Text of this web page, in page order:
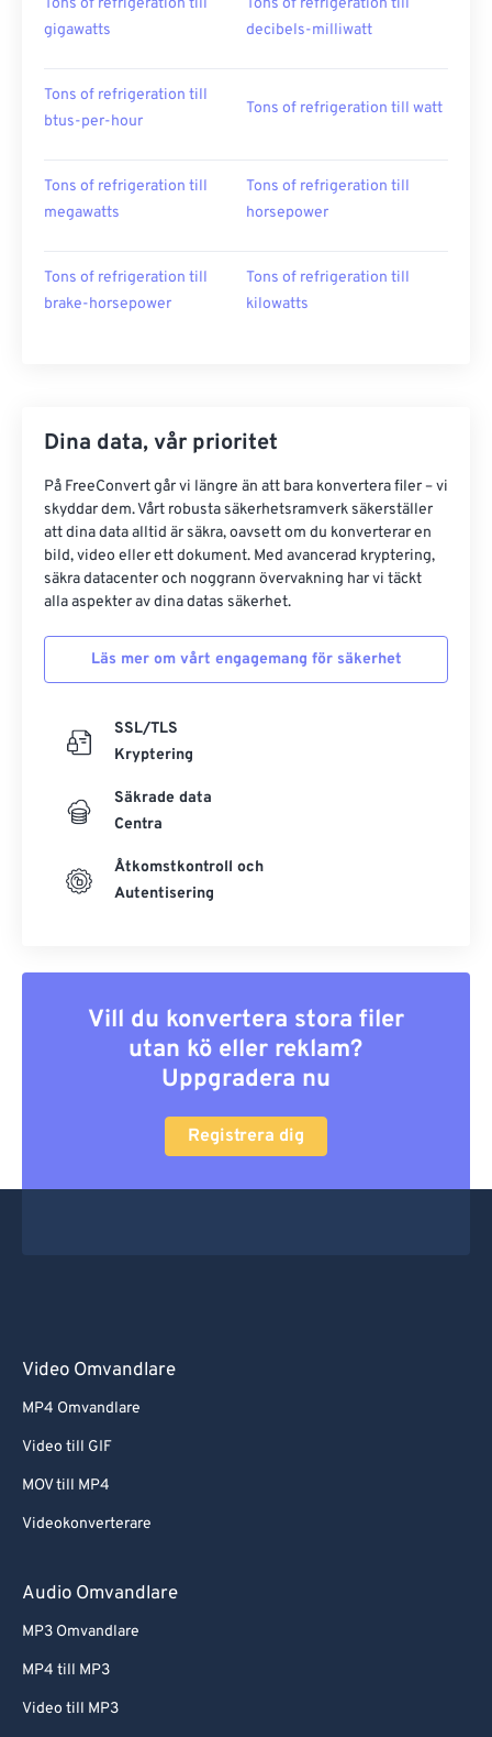
Tons of refrigeration till
gigawatts
Tons of refrigeration till
decibels-milliwatt
Tons of refrigeration till
btus-per-hour
Tons of refrigeration till watt
Tons of refrigeration till
megawatts
Tons of refrigeration till
horsepower
Tons of refrigeration till
brake-horsepower
Tons of refrigeration till
kilowatts
Dina data, vår prioritet
På FreeConvert går vi längre än att bara konvertera filer – vi
skyddar dem. Vårt robusta säkerhetsramverk säkerställer
att dina data alltid är säkra, oavsett om du konverterar en
bild, video eller ett dokument. Med avancerad kryptering,
säkra datacenter och noggrann övervakning har vi täckt
alla aspekter av dina datas säkerhet.
Läs mer om vårt engagemang för säkerhet
SSL/TLS
Kryptering
Säkrade data
Centra
Åtkomstkontroll och
Autentisering
Vill du konvertera stora filer
utan kö eller reklam?
Uppgradera nu
Registrera dig
Video Omvandlare
MP4 Omvandlare
Video till GIF
MOV till MP4
Videokonverterare
Audio Omvandlare
MP3 Omvandlare
MP4 till MP3
Video till MP3